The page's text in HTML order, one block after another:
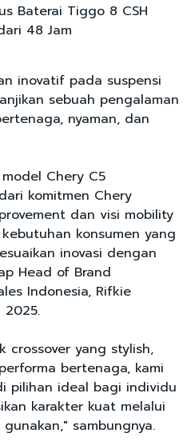
Baterai Tiggo 8 CSH
48 Jam
inovatif pada suspensi
sebuah pengalaman
nyaman, dan
Chery C5
komitmen Chery
dan visi mobility
konsumen yang
inovasi dengan
Head of Brand
Indonesia, Rifkie
2025.
crossover yang stylish,
bertenaga, kami
pilihan ideal bagi individu
karakter kuat melalui
sambungnya.